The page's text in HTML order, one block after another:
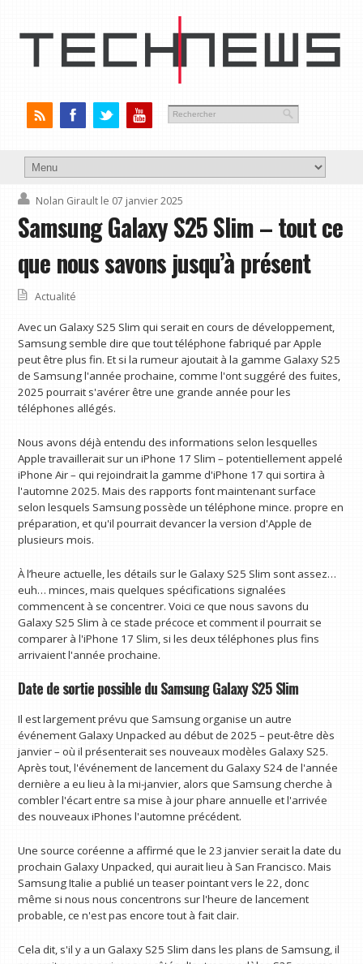
Nolan Girault le 07 janvier 2025
Samsung Galaxy S25 Slim – tout ce
que nous savons jusqu’à présent
Actualité
Avec un Galaxy S25 Slim qui serait en cours de développement,
Samsung semble dire que tout téléphone fabriqué par Apple
peut être plus fin. Et si la rumeur ajoutait à la gamme Galaxy S25
de Samsung l'année prochaine, comme l'ont suggéré des fuites,
2025 pourrait s'avérer être une grande année pour les
téléphones allégés.
Nous avons déjà entendu des informations selon lesquelles
Apple travaillerait sur un iPhone 17 Slim – potentiellement appelé
iPhone Air – qui rejoindrait la gamme d'iPhone 17 qui sortira à
l'automne 2025. Mais des rapports font maintenant surface
selon lesquels Samsung possède un téléphone mince. propre en
préparation, et qu'il pourrait devancer la version d'Apple de
plusieurs mois.
À l’heure actuelle, les détails sur le Galaxy S25 Slim sont assez…
euh… minces, mais quelques spécifications signalées
commencent à se concentrer. Voici ce que nous savons du
Galaxy S25 Slim à ce stade précoce et comment il pourrait se
comparer à l'iPhone 17 Slim, si les deux téléphones plus fins
arrivaient l'année prochaine.
Date de sortie possible du Samsung Galaxy S25 Slim
Il est largement prévu que Samsung organise un autre
événement Galaxy Unpacked au début de 2025 – peut-être dès
janvier – où il présenterait ses nouveaux modèles Galaxy S25.
Après tout, l'événement de lancement du Galaxy S24 de l'année
dernière a eu lieu à la mi-janvier, alors que Samsung cherche à
combler l'écart entre sa mise à jour phare annuelle et l'arrivée
des nouveaux iPhones l'automne précédent.
Une source coréenne a affirmé que le 23 janvier serait la date du
prochain Galaxy Unpacked, qui aurait lieu à San Francisco. Mais
Samsung Italie a publié un teaser pointant vers le 22, donc
même si nous nous concentrons sur l'heure de lancement
probable, ce n'est pas encore tout à fait clair.
Cela dit, s'il y a un Galaxy S25 Slim dans les plans de Samsung, il